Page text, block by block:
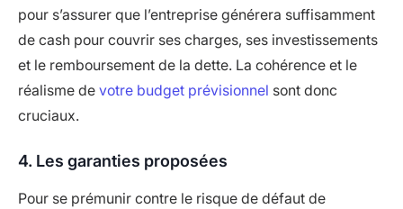
pour s’assurer que l’entreprise générera suffisamment
de cash pour couvrir ses charges, ses investissements
et le remboursement de la dette. La cohérence et le
réalisme de votre budget prévisionnel sont donc
cruciaux.
4. Les garanties proposées
Pour se prémunir contre le risque de défaut de